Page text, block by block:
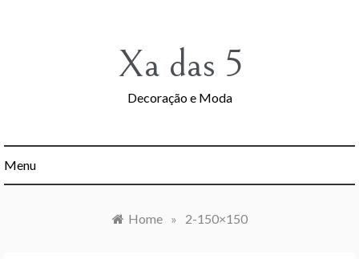
Xa das 5
Decoração e Moda
Menu
Home » 2-150×150